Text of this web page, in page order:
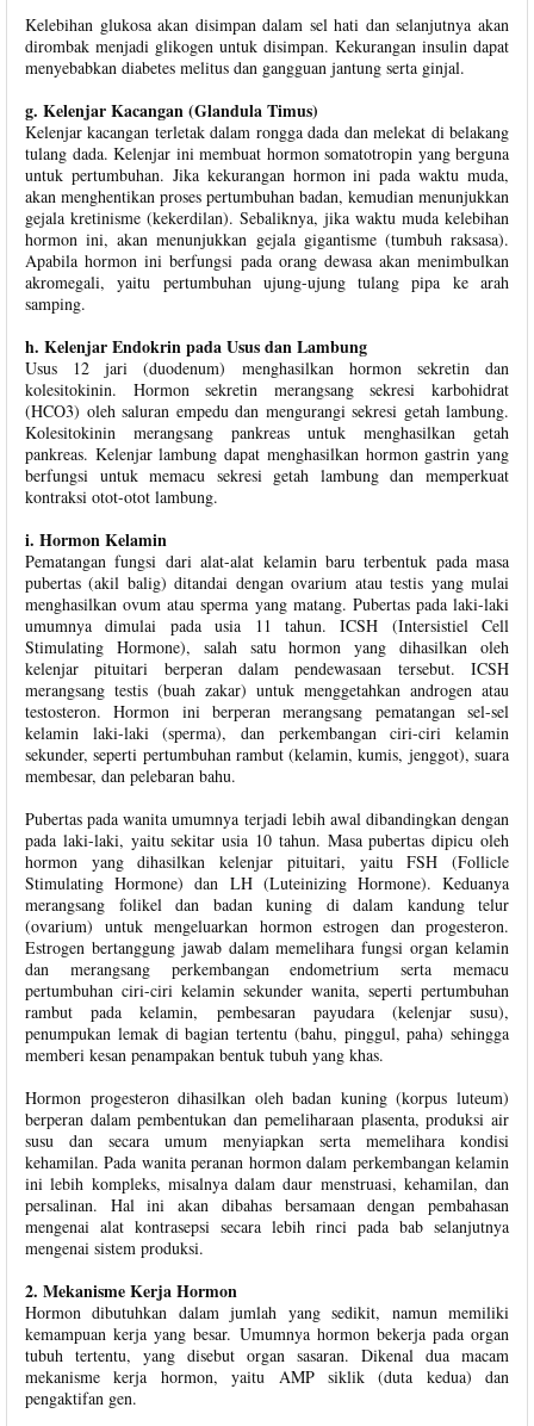
Kelebihan glukosa akan disimpan dalam sel hati dan selanjutnya akan
dirombak menjadi glikogen untuk disimpan. Kekurangan insulin dapat
menyebabkan diabetes melitus dan gangguan jantung serta ginjal.
g. Kelenjar Kacangan (Glandula Timus)
Kelenjar kacangan terletak dalam rongga dada dan melekat di belakang
tulang dada. Kelenjar ini membuat hormon somatotropin yang berguna
untuk pertumbuhan. Jika kekurangan hormon ini pada waktu muda,
akan menghentikan proses pertumbuhan badan, kemudian menunjukkan
gejala kretinisme (kekerdilan). Sebaliknya, jika waktu muda kelebihan
hormon ini, akan menunjukkan gejala gigantisme (tumbuh raksasa).
Apabila hormon ini berfungsi pada orang dewasa akan menimbulkan
akromegali, yaitu pertumbuhan ujung-ujung tulang pipa ke arah
samping.
h. Kelenjar Endokrin pada Usus dan Lambung
Usus 12 jari (duodenum) menghasilkan hormon sekretin dan
kolesitokinin. Hormon sekretin merangsang sekresi karbohidrat
(HCO3) oleh saluran empedu dan mengurangi sekresi getah lambung.
Kolesitokinin merangsang pankreas untuk menghasilkan getah
pankreas. Kelenjar lambung dapat menghasilkan hormon gastrin yang
berfungsi untuk memacu sekresi getah lambung dan memperkuat
kontraksi otot-otot lambung.
i. Hormon Kelamin
Pematangan fungsi dari alat-alat kelamin baru terbentuk pada masa
pubertas (akil balig) ditandai dengan ovarium atau testis yang mulai
menghasilkan ovum atau sperma yang matang. Pubertas pada laki-laki
umumnya dimulai pada usia 11 tahun. ICSH (Intersistiel Cell
Stimulating Hormone), salah satu hormon yang dihasilkan oleh
kelenjar pituitari berperan dalam pendewasaan tersebut. ICSH
merangsang testis (buah zakar) untuk menggetahkan androgen atau
testosteron. Hormon ini berperan merangsang pematangan sel-sel
kelamin laki-laki (sperma), dan perkembangan ciri-ciri kelamin
sekunder, seperti pertumbuhan rambut (kelamin, kumis, jenggot), suara
membesar, dan pelebaran bahu.
Pubertas pada wanita umumnya terjadi lebih awal dibandingkan dengan
pada laki-laki, yaitu sekitar usia 10 tahun. Masa pubertas dipicu oleh
hormon yang dihasilkan kelenjar pituitari, yaitu FSH (Follicle
Stimulating Hormone) dan LH (Luteinizing Hormone). Keduanya
merangsang folikel dan badan kuning di dalam kandung telur
(ovarium) untuk mengeluarkan hormon estrogen dan progesteron.
Estrogen bertanggung jawab dalam memelihara fungsi organ kelamin
dan merangsang perkembangan endometrium serta memacu
pertumbuhan ciri-ciri kelamin sekunder wanita, seperti pertumbuhan
rambut pada kelamin, pembesaran payudara (kelenjar susu),
penumpukan lemak di bagian tertentu (bahu, pinggul, paha) sehingga
memberi kesan penampakan bentuk tubuh yang khas.
Hormon progesteron dihasilkan oleh badan kuning (korpus luteum)
berperan dalam pembentukan dan pemeliharaan plasenta, produksi air
susu dan secara umum menyiapkan serta memelihara kondisi
kehamilan. Pada wanita peranan hormon dalam perkembangan kelamin
ini lebih kompleks, misalnya dalam daur menstruasi, kehamilan, dan
persalinan. Hal ini akan dibahas bersamaan dengan pembahasan
mengenai alat kontrasepsi secara lebih rinci pada bab selanjutnya
mengenai sistem produksi.
2. Mekanisme Kerja Hormon
Hormon dibutuhkan dalam jumlah yang sedikit, namun memiliki
kemampuan kerja yang besar. Umumnya hormon bekerja pada organ
tubuh tertentu, yang disebut organ sasaran. Dikenal dua macam
mekanisme kerja hormon, yaitu AMP siklik (duta kedua) dan
pengaktifan gen.